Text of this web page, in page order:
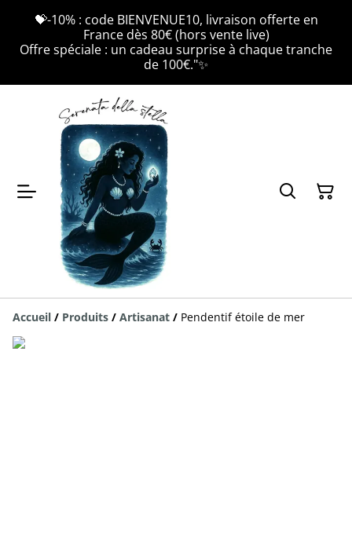
💝-10% : code BIENVENUE10, livraison offerte en
France dès 80€ (hors vente live)
Offre spéciale : un cadeau surprise à chaque tranche
de 100€."✨
Accueil / Produits / Artisanat / Pendentif étoile de mer